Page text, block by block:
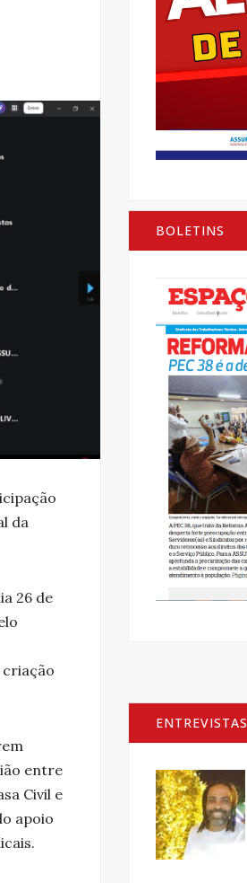
da
26 de
criação
entre
Civil e
apoio
BOLETINS
ENTREVISTAS